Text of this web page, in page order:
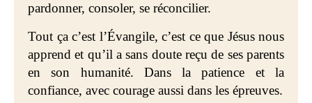
pardonner, consoler, se réconcilier.
Tout ça c’est l’Évangile, c’est ce que Jésus nous
apprend et qu’il a sans doute reçu de ses parents
en son humanité. Dans la patience et la
confiance, avec courage aussi dans les épreuves.